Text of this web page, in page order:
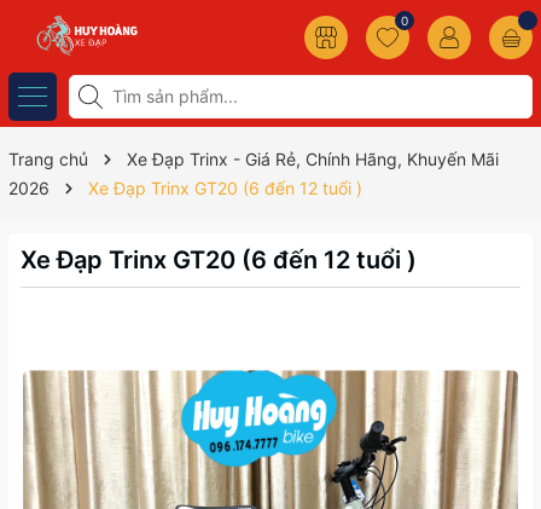
0
Trang chủ
Xe Đạp Trinx - Giá Rẻ, Chính Hãng, Khuyến Mãi
2026
Xe Đạp Trinx GT20 (6 đến 12 tuổi )
Xe Đạp Trinx GT20 (6 đến 12 tuổi )